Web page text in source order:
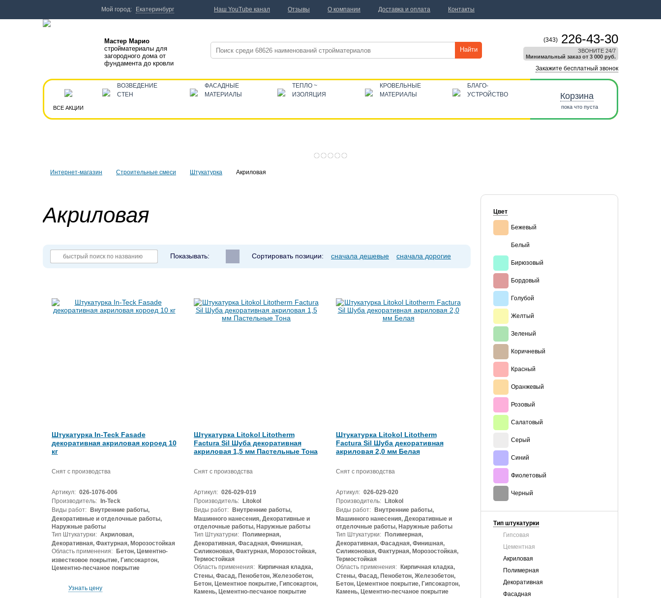
Интернет-магазин Строительные смеси Штукатурка Акриловая
Цвет
Бежевый
Белый
Бирюзовый
Бордовый
Голубой
Желтый
Зеленый
Коричневый
Красный
Оранжевый
Розовый
Салатовый
Серый
Синий
Фиолетовый
Черный
Тип штукатурки
Гипсовая
Цементная
Акриловая
Полимерная
Декоративная
Фасадная
Акриловая
Показывать: Сортировать позиции: сначала дешевые сначала дорогие
Штукатурка In-Teck Fasade
декоративная акриловая короед 10
кг
Снят с производства
Артикул: 026-1076-006
Производитель:
In-Teck
Виды работ:
Внутренние работы,
Декоративные и отделочные работы,
Наружные работы
Тип Штукатурки: Акриловая,
Декоративная, Фактурная, Морозостойкая
Область применения:
Бетон, Цементно-
известковое покрытие, Гипсокартон,
Цементно-песчаное покрытие
Узнать цену
Штукатурка Litokol Litotherm
Factura Sil Шуба декоративная
акриловая 1,5 мм Пастельные Тона
Снят с производства
Артикул: 026-029-019
Производитель:
Litokol
Виды работ:
Внутренние работы,
Машинного нанесения, Декоративные и
отделочные работы, Наружные работы
Тип Штукатурки:
Полимерная,
Декоративная, Фасадная, Финишная,
Силиконовая, Фактурная, Морозостойкая,
Термостойкая
Область применения:
Кирпичная кладка,
Стены, Фасад, Пенобетон, Железобетон,
Бетон, Цементное покрытие, Гипсокартон,
Камень, Цементно-песчаное покрытие
Штукатурка Litokol Litotherm
Factura Sil Шуба декоративная
акриловая 2,0 мм Белая
Снят с производства
Артикул: 026-029-020
Производитель:
Litokol
Виды работ:
Внутренние работы,
Машинного нанесения, Декоративные и
отделочные работы, Наружные работы
Тип Штукатурки:
Полимерная,
Декоративная, Фасадная, Финишная,
Силиконовая, Фактурная, Морозостойкая,
Термостойкая
Область применения:
Кирпичная кладка,
Стены, Фасад, Пенобетон, Железобетон,
Бетон, Цементное покрытие, Гипсокартон,
Камень, Цементно-песчаное покрытие
Мастер Марио
стройматериалы для
загородного дома от
фундамента до кровли
Найти
(343) 226-43-30
ЗВОНИТЕ 24/7
Минимальный заказ от 3 000 руб.
Закажите бесплатный звонок
ВСЕ АКЦИИ
ВОЗВЕДЕНИЕ
СТЕН
ФАСАДНЫЕ
МАТЕРИАЛЫ
ТЕПЛО ~
ИЗОЛЯЦИЯ
КРОВЕЛЬНЫЕ
МАТЕРИАЛЫ
БЛАГО-
УСТРОЙСТВО
Корзина
пока что пуста
Мой город: Екатеринбург Наш YouTube канал Отзывы О компании Доставка и оплата Контакты